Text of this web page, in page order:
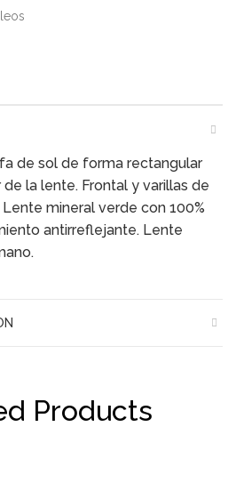
de sol de forma rectangular
la lente. Frontal y varillas de
mineral verde con 100%
antirreflejante. Lente
Products